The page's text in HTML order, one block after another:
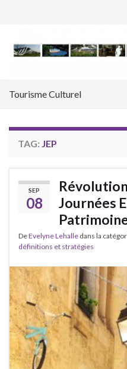
Tourisme Culturel
TAG: JEP
SEP
08
Révolution
Journées
DeEvelyne Lehalle dans la
définitions et stratégies